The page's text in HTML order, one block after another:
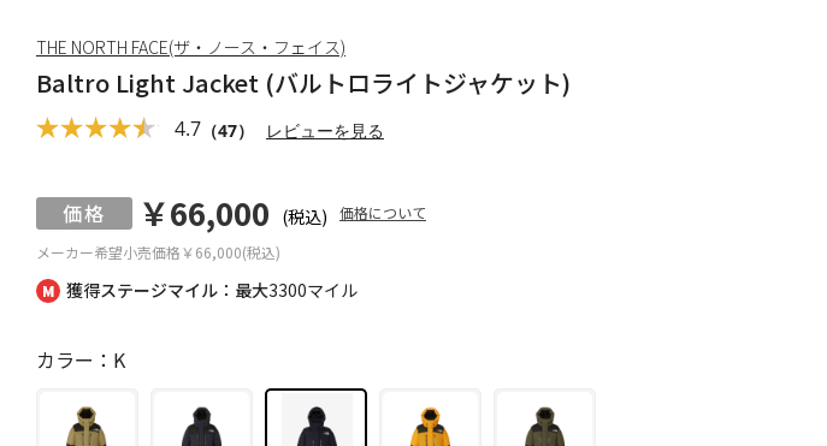
獲得ステージマイル：最大3300マイル
Baltro Light Jacket (バルトロライトジャケット)
4.7 （47） レビューを見る
メーカー希望小売価格￥66,000(税込)
￥66,000 (税込) 価格について
カラー：K
THE NORTH FACE(ザ・ノース・フェイス)